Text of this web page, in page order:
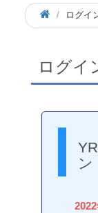
ログイ
ログイ
ン